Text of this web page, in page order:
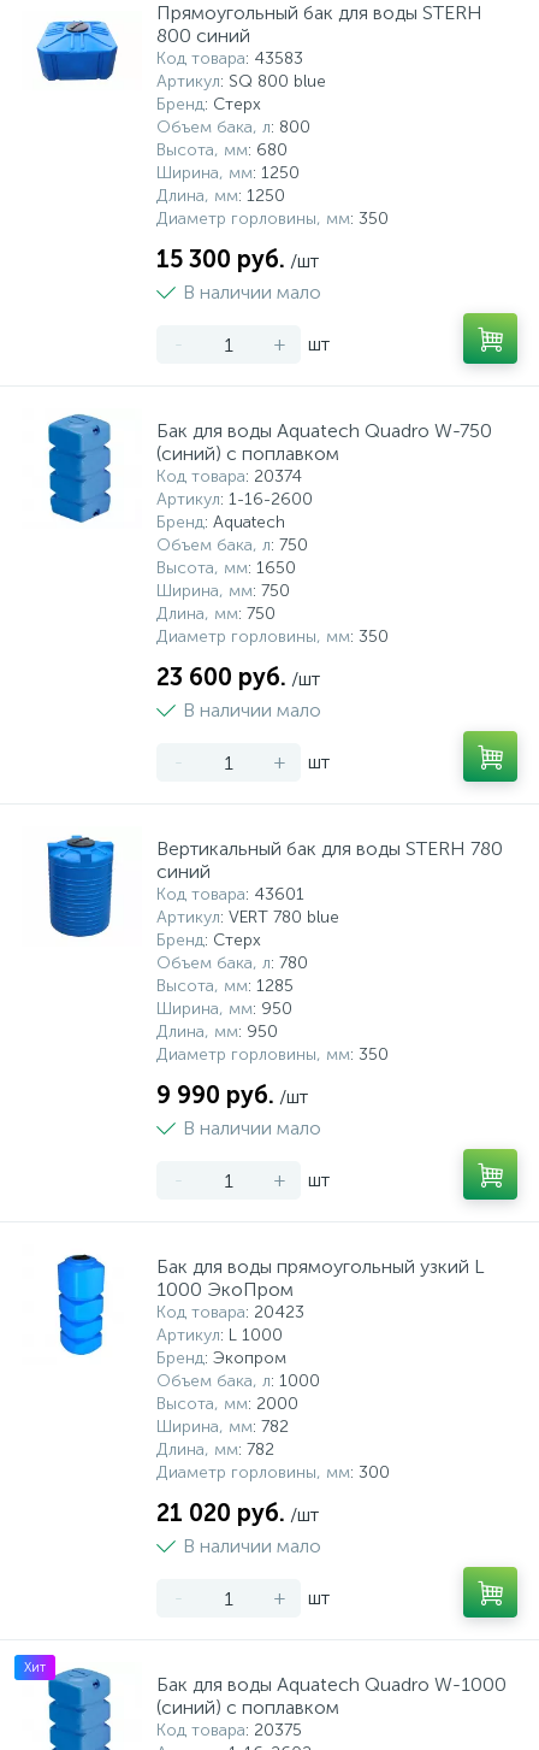
Прямоугольный бак для воды STERH
800 синий
Код товара: 43583
Артикул: SQ 800 blue
Бренд: Стерх
Объем бака, л: 800
Высота, мм: 680
Ширина, мм: 1250
Длина, мм: 1250
Диаметр горловины, мм: 350
15 300 руб. /шт
В наличии мало
- + шт
Бак для воды Aquatech Quadro W-750
(синий) с поплавком
Код товара: 20374
Артикул: 1-16-2600
Бренд: Aquatech
Объем бака, л: 750
Высота, мм: 1650
Ширина, мм: 750
Длина, мм: 750
Диаметр горловины, мм: 350
23 600 руб. /шт
В наличии мало
- + шт
Вертикальный бак для воды STERH 780
синий
Код товара: 43601
Артикул: VERT 780 blue
Бренд: Стерх
Объем бака, л: 780
Высота, мм: 1285
Ширина, мм: 950
Длина, мм: 950
Диаметр горловины, мм: 350
9 990 руб. /шт
В наличии мало
- + шт
Бак для воды прямоугольный узкий L
1000 ЭкоПром
Код товара: 20423
Артикул: L 1000
Бренд: Экопром
Объем бака, л: 1000
Высота, мм: 2000
Ширина, мм: 782
Длина, мм: 782
Диаметр горловины, мм: 300
21 020 руб. /шт
В наличии мало
- + шт
Хит
Бак для воды Aquatech Quadro W-1000
(синий) с поплавком
Код товара: 20375